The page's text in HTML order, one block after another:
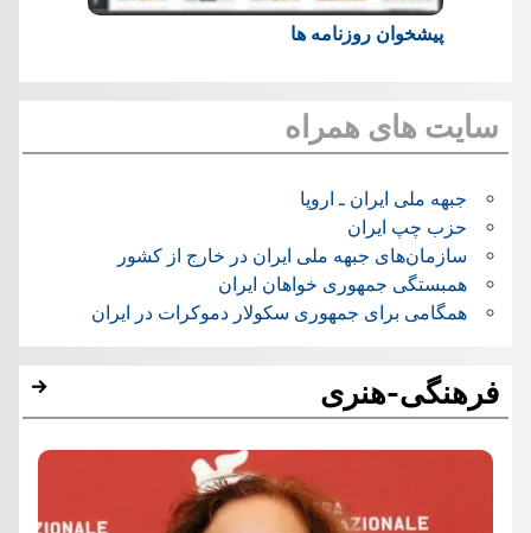
پیشخوان روزنامه ها
سایت های همراه
جبهه ملی ایران ـ اروپا
حزب چپ ایران
سازمان‌های جبهه ملی ایران در خارج از کشور
همبستگی جمهوری خواهان ایران
همگامی برای جمهوری سکولار دموکرات در ایران
فرهنگی-هنری